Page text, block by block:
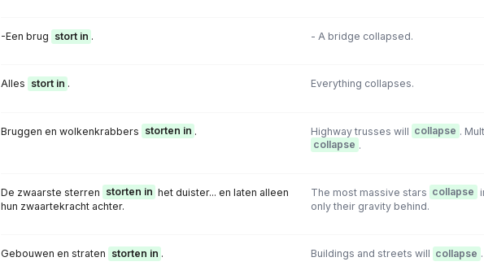
-Een brug stort in . - A bridge collapsed.
Alles stort in . Everything collapses.
Bruggen en wolkenkrabbers storten in . Highway trusses will collapse .
collapse .
De zwaarste sterren storten in het duister... en laten alleen
hun zwaartekracht achter.
The most massive stars collapse
only their gravity behind.
Gebouwen en straten storten in . Buildings and streets will collapse .